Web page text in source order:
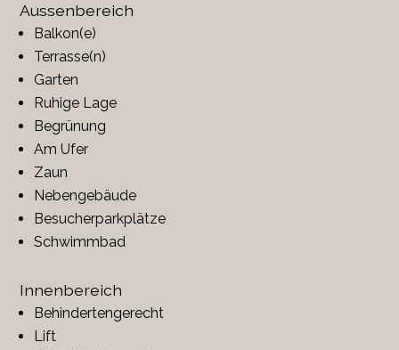
Aussenbereich
Balkon(e)
Terrasse(n)
Garten
Ruhige Lage
Begrünung
Am Ufer
Zaun
Nebengebäude
Besucherparkplätze
Schwimmbad
Innenbereich
Behindertengerecht
Lift